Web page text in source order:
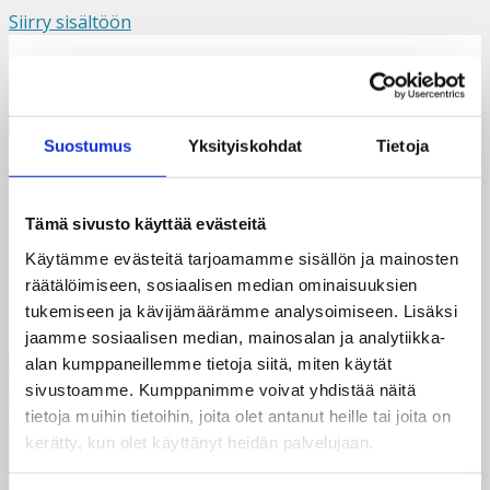
Suostumus Yksityiskohdat Tietoja
Tämä sivusto käyttää evästeitä
Käytämme evästeitä tarjoamamme sisällön ja mainosten
räätälöimiseen, sosiaalisen median ominaisuuksien
tukemiseen ja kävijämäärämme analysoimiseen. Lisäksi
jaamme sosiaalisen median, mainosalan ja analytiikka-
alan kumppaneillemme tietoja siitä, miten käytät
sivustoamme. Kumppanimme voivat yhdistää näitä
tietoja muihin tietoihin, joita olet antanut heille tai joita on
kerätty, kun olet käyttänyt heidän palvelujaan.
Siirry sisältöön
Valikko
Sierra_Leone_linkki